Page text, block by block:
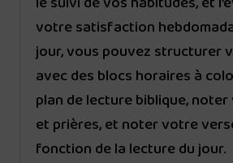
votre satisfaction
jour, vous pouvez structurer
avec des blocs horaires à
plan de lecture biblique,
et prières, et noter votre
fonction de la lecture du jour.